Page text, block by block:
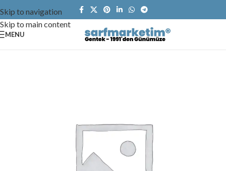
Skip to navigation
Skip to main content
MENU